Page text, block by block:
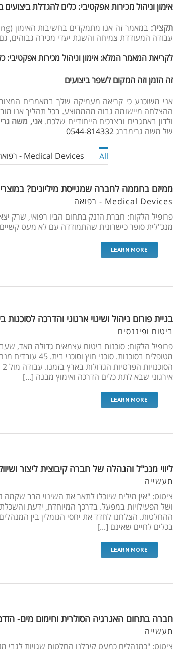
אימון וניהול מכירות אפקטיבי: כלים להגדלת ביצועים
תקציר:
עבודה המעודדת צמיחה והשגת יעדי מכירה גבוהים,
לקריאת המאמר המלא: אימון וניהול מכירות אפקטיבי:
זה הזמן וזה המקום לשפר ביצועים
אני משוכנע כי קריאה מעמיקה שלך במאמרים
ההצלחה מיישומה גבוה מהממוצע. בכל תהליך אנו
ולדון באתגרים ובצרכים הייחודיים שלכם. אני, משה
של משה גרימברג0544-814332
All Medical Devices - רפואה
ממיזם בחממה לחברה שמגייסת מיליונים?
Medical Devices - רפואה
מנכ"לית סופר כישרונית שהתמודדה עם לא מעט
LEARN MORE
בניית פורום ניהול ושינוי ארגוני והדרכה לסוכנות
ביטוח ופיננסים
אירגוני שבא לתת כלים הדרכה ואימוץ מבנה [...]
LEARN MORE
ליווי מנכ"ל והנהלה של חברה קיבוצית ליצור
תעשייה
ציטוט: "אין מילים שיוכלו לתאר את השינוי הרב
ושל הפעילויות במפעל. בדרכך המיוחדת, ידעת
ההחלטות. הצלחנו לחדד את יחסי הגומלין בין
בכלים לחיים שאינם [...]
LEARN MORE
חברה בתחום האנרגיה הסולרית וחימום מים-
תעשייה
ציטוט: "כמנהלים כמעט קיבלנו החלטות שגויות